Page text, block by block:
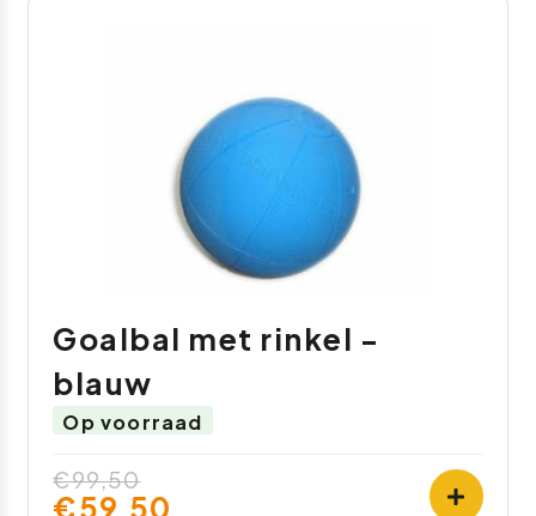
Goalbal met rinkel -
blauw
Op voorraad
€99,50
€59,50